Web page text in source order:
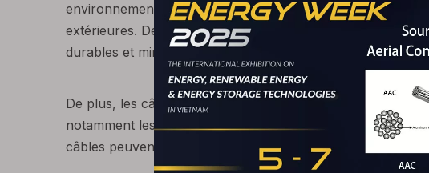
environnementales sévères, y compris des températures
extérieures. De plus, ces câbles sont résistants à
durables et minimisant le besoin de remplacements
De plus, les câbles d'alimentation basse tension sont
notamment les frais généraux, les sous-sols et dans les
câbles peuvent être installés d'une manière qui convient le